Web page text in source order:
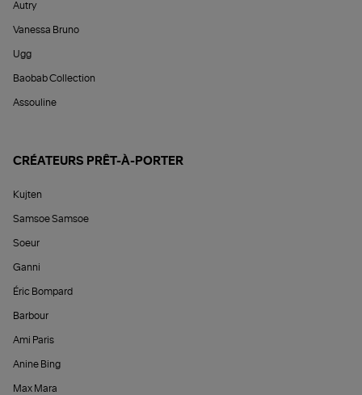
Autry
Vanessa Bruno
Ugg
Baobab Collection
Assouline
CRÉATEURS PRÊT-À-PORTER
Kujten
Samsoe Samsoe
Soeur
Ganni
Éric Bompard
Barbour
Ami Paris
Anine Bing
Max Mara